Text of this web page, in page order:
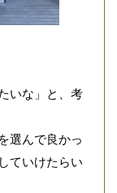
いな」と、考
選んで良かっ
ていけたらい